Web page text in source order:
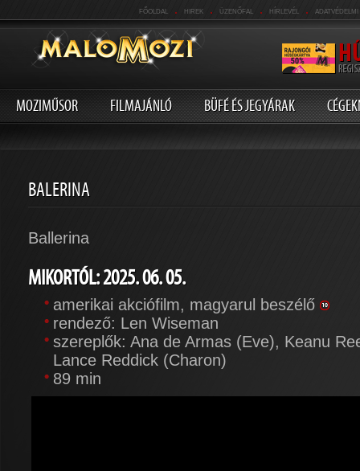
FŐOLDAL . HIREK . ÜZENŐFAL . HÍRLEVÉL . ADATVÉDELMI
MOZIMŰSOR FILMAJÁNLÓ BÜFÉ ÉS JEGYÁRAK
BALERINA
Ballerina
MIKORTÓL: 2025. 06. 05.
amerikai akciófilm, magyarul beszélő
rendező: Len Wiseman
szereplők: Ana de Armas (Eve), Keanu
Lance Reddick (Charon)
89 min